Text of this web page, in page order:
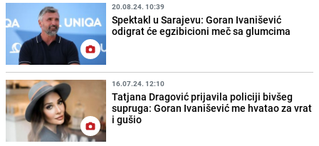
20.08.24. 10:39
Spektakl u Sarajevu: Goran Ivanišević
odigrat će egzibicioni meč sa glumcima
16.07.24. 12:10
Tatjana Dragović prijavila policiji bivšeg
supruga: Goran Ivanišević me hvatao za vrat
i gušio